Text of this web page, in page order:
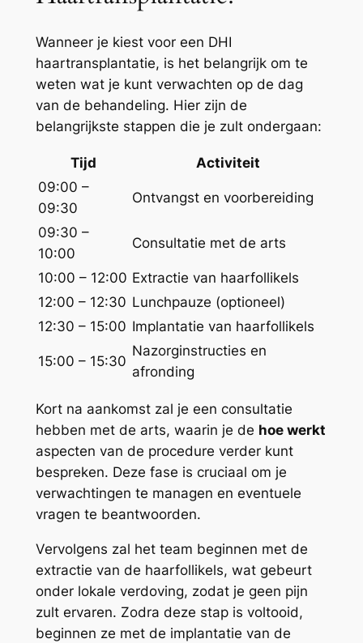
Wanneer je kiest voor een DHI
haartransplantatie, is het belangrijk om te
weten wat je kunt verwachten op de dag
van de behandeling. Hier zijn de
belangrijkste stappen die je zult ondergaan:
Tijd
Activiteit
09:00 –
09:30
Ontvangst en voorbereiding
09:30 –
10:00
Consultatie met de arts
10:00 – 12:00 Extractie van haarfollikels
12:00 – 12:30 Lunchpauze (optioneel)
12:30 – 15:00 Implantatie van haarfollikels
15:00 – 15:30
Nazorginstructies en
afronding
Kort na aankomst zal je een consultatie
hebben met de arts, waarin je de hoe werkt
aspecten van de procedure verder kunt
bespreken. Deze fase is cruciaal om je
verwachtingen te managen en eventuele
vragen te beantwoorden.
Vervolgens zal het team beginnen met de
extractie van de haarfollikels, wat gebeurt
onder lokale verdoving, zodat je geen pijn
zult ervaren. Zodra deze stap is voltooid,
beginnen ze met de implantatie van de